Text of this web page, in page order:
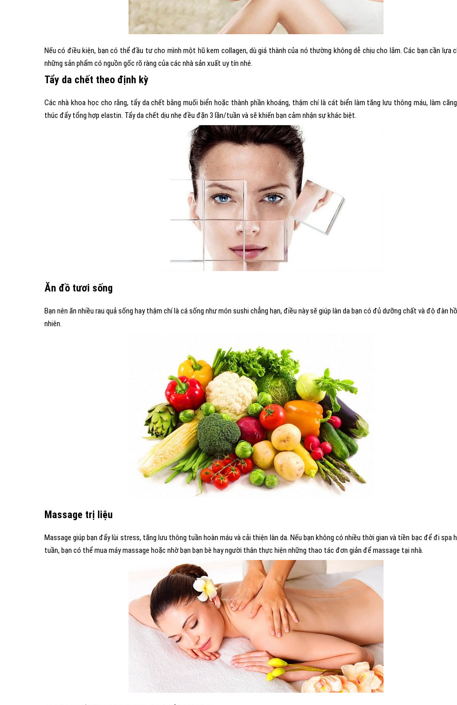
Nếu có điều kiện, bạn có thể đầu tư cho mình một hũ kem collagen, dù giá thành của nó thường không dễ chịu cho lắm. Các bạn cần lựa
những sản phẩm có nguồn gốc rõ ràng của các nhà sản xuất uy tín nhé.
Tẩy da chết theo định kỳ
Các nhà khoa học cho rằng, tẩy da chết bằng muối biển hoặc thành phần khoáng, thậm chí là cát biển làm tăng lưu thông máu, làm
thúc đẩy tổng hợp elastin. Tẩy da chết dịu nhẹ đều đặn 3 lần/tuần và sẽ khiến bạn cảm nhận sự khác biệt.
Ăn đồ tươi sống
Bạn nên ăn nhiều rau quả sống hay thậm chí là cá sống như món sushi chẳng hạn, điều này sẽ giúp làn da bạn có đủ dưỡng chất và độ đàn
nhiên.
Massage trị liệu
Massage giúp bạn đẩy lùi stress, tăng lưu thông tuần hoàn máu và cải thiện làn da. Nếu bạn không có nhiều thời gian và tiền bạc để đi spa
tuần, bạn có thể mua máy massage hoặc nhờ bạn bạn bè hay người thân thực hiện những thao tác đơn giản để massage tại nhà.